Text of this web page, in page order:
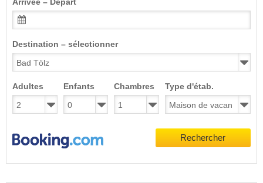
Arrivée – Départ
Destination – sélectionner
Adultes Enfants Chambres Type d'étab.
Rechercher